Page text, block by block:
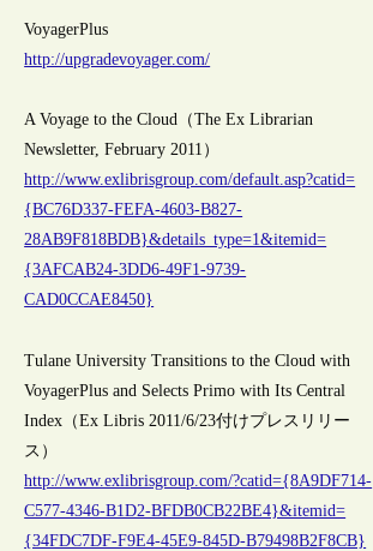
VoyagerPlus
http://upgradevoyager.com/
A Voyage to the Cloud（The Ex Librarian
Newsletter, February 2011）
http://www.exlibrisgroup.com/default.asp?catid=
{BC76D337-FEFA-4603-B827-
28AB9F818BDB}&details_type=1&itemid=
{3AFCAB24-3DD6-49F1-9739-
CAD0CCAE8450}
Tulane University Transitions to the Cloud with
VoyagerPlus and Selects Primo with Its Central
Index（Ex Libris 2011/6/23付けプレスリリー
ス）
http://www.exlibrisgroup.com/?catid={8A9DF714-
C577-4346-B1D2-BFDB0CB22BE4}&itemid=
{34FDC7DF-F9E4-45E9-845D-B79498B2F8CB}